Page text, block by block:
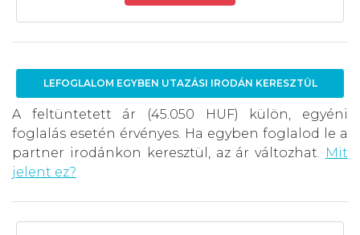
LEFOGLALOM EGYBEN UTAZÁSI IRODÁN KERESZTÜL
A feltüntetett ár (45.050 HUF) külön, egyéni
foglalás esetén érvényes. Ha egyben foglalod le a
partner irodánkon keresztül, az ár változhat.
Mit
jelent ez?